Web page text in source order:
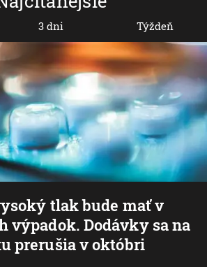
tlak bude mať v
výpadok. Dodávky sa na
prerušia v októbri
3 dni Týždeň